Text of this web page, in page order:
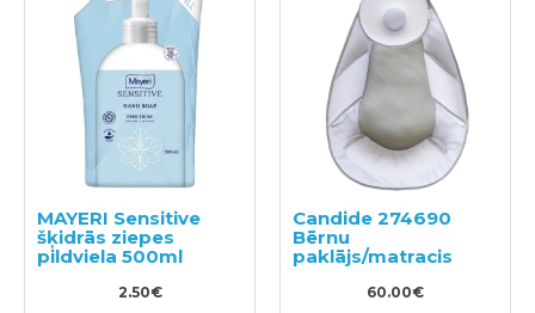
MAYERI Sensitive
šķidrās ziepes
pildviela 500ml
2.50€
Candide 274690
Bērnu
paklājs/matracis
60.00€